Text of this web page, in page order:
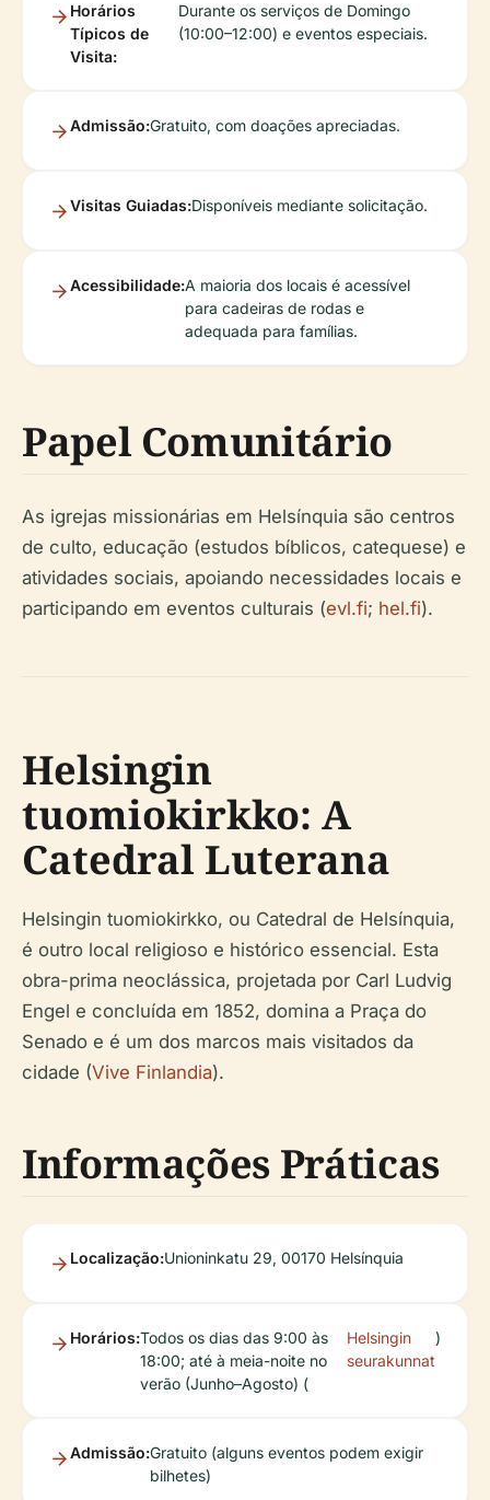
Horários
Típicos de
Visita:
Durante os serviços de Domingo
(10:00–12:00) e eventos especiais.
Admissão:Gratuito, com doações apreciadas.
Visitas Guiadas:Disponíveis mediante solicitação.
Acessibilidade:A maioria dos locais é acessível
para cadeiras de rodas e
adequada para famílias.
Papel Comunitário
As igrejas missionárias em Helsínquia são centros
de culto, educação (estudos bíblicos, catequese) e
atividades sociais, apoiando necessidades locais e
participando em eventos culturais (evl.fi; hel.fi).
Helsingin
tuomiokirkko: A
Catedral Luterana
Helsingin tuomiokirkko, ou Catedral de Helsínquia,
é outro local religioso e histórico essencial. Esta
obra-prima neoclássica, projetada por Carl Ludvig
Engel e concluída em 1852, domina a Praça do
Senado e é um dos marcos mais visitados da
cidade (Vive Finlandia).
Informações Práticas
Localização:Unioninkatu 29, 00170 Helsínquia
Horários:Todos os dias das 9:00 às
18:00; até à meia-noite no
verão (Junho–Agosto) (
Helsingin
seurakunnat
)
Admissão:Gratuito (alguns eventos podem exigir
bilhetes)